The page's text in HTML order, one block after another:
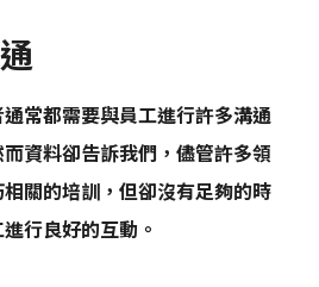
常都需要與員工進行許多溝通
資料卻告訴我們，儘管許多領
關的培訓，但卻沒有足夠的時
行良好的互動。